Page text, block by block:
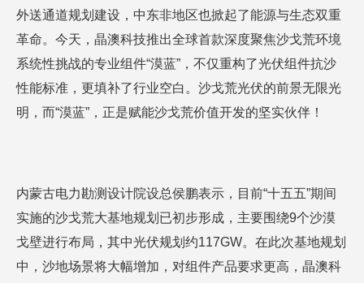
外送通道规划建设，中东非地区也掀起了能源与生态双重
革命。今天，晶澳科技推出全球首款深度聚焦沙戈荒环境
系统性挑战的专业组件“漠蓝”，不仅重构了光伏组件抗沙
性能标准，更填补了行业空白。沙戈荒光伏的前景无限光
明，而“漠蓝”，正是赋能沙戈荒价值开发的坚实伙伴！
内蒙古电力勘测设计院设总侯鹏表示，目前“十五五”期间
实施的沙戈荒大基地规划已初步形成，主要围绕9个沙漠
戈壁进行布局，其中光伏规划约117GW。在此次基地规划
中，沙地场景将大幅增加，对组件产品要求更高，晶澳科